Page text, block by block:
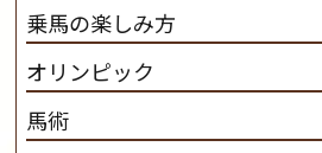
乗馬の楽しみ方
オリンピック
馬術